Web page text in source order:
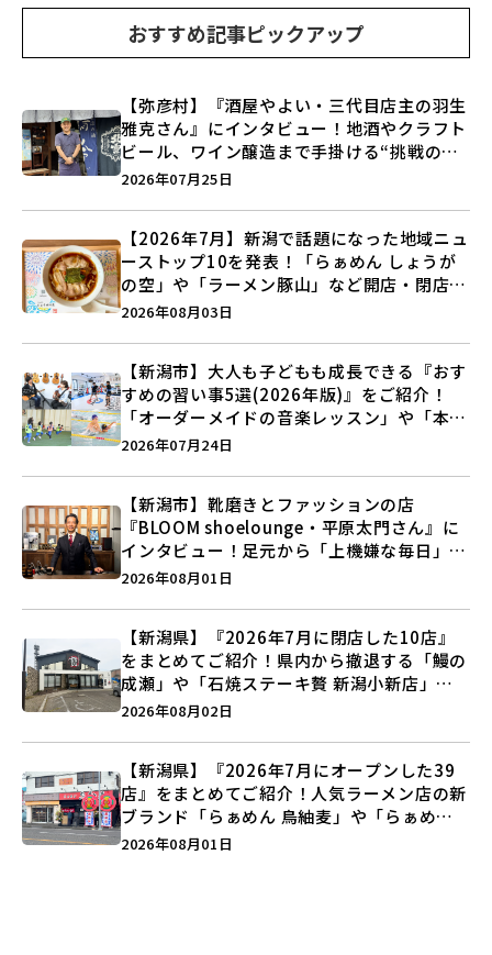
おすすめ記事ピックアップ
【弥彦村】『酒屋やよい・三代目店主の羽生
雅克さん』にインタビュー！地酒やクラフト
ビール、ワイン醸造まで手掛ける“挑戦の歴
史”に迫る♪
2026年07月25日
【2026年7月】新潟で話題になった地域ニュ
ーストップ10を発表！「らぁめん しょうが
の空」や「ラーメン豚山」など開店・閉店の
注目記事をランキングでご紹介♪
2026年08月03日
【新潟市】大人も子どもも成長できる『おす
すめの習い事5選(2026年版)』をご紹介！
「オーダーメイドの音楽レッスン」や「本格
キックボクシング」で新しい自分を見つけよ
2026年07月24日
【新潟市】靴磨きとファッションの店
『BLOOM shoelounge・平原太門さん』に
インタビュー！足元から「上機嫌な毎日」を
つくる装いの提案とは？
2026年08月01日
【新潟県】『2026年7月に閉店した10店』
をまとめてご紹介！県内から撤退する「鰻の
成瀬」や「石焼ステーキ贅 新潟小新店」が
営業に幕…。
2026年08月02日
【新潟県】『2026年7月にオープンした39
店』をまとめてご紹介！人気ラーメン店の新
ブランド「らぁめん 鳥紬麦」や「らぁめん
しょうがの空」など盛りだくさん♪
2026年08月01日